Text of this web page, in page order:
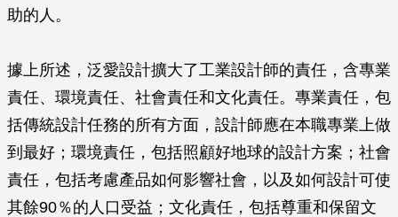
助的人。
據上所述，泛愛設計擴大了工業設計師的責任，含專業
責任、環境責任、社會責任和文化責任。專業責任，包
括傳統設計任務的所有方面，設計師應在本職專業上做
到最好；環境責任，包括照顧好地球的設計方案；社會
責任，包括考慮產品如何影響社會，以及如何設計可使
其餘90％的人口受益；文化責任，包括尊重和保留文